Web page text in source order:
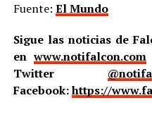
Fuente: El Mundo
Sigue las noticias de
enwww.notifalcon.com
Twitter
Facebook:https://